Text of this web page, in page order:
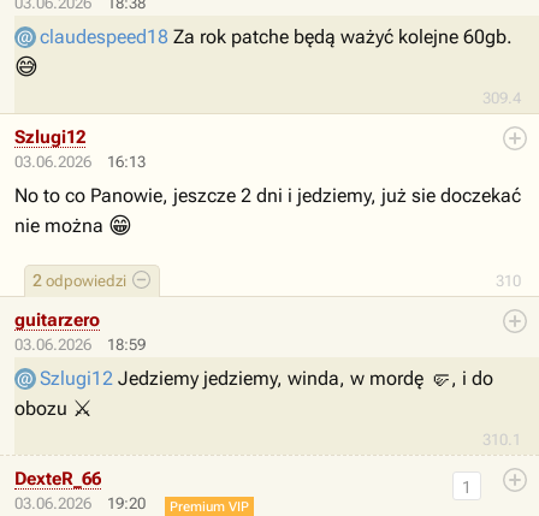
309.4
claudespeed18 Za rok patche będą ważyć kolejne 60gb.
😅
03.06.2026 16:13
310
2 odpowiedzi
Szlugi12
No to co Panowie, jeszcze 2 dni i jedziemy, już sie doczekać
nie można 😁
03.06.2026 18:59
310.1
guitarzero
Szlugi12 Jedziemy jedziemy, winda, w mordę 🤛, i do
obozu ⚔
03.06.2026 19:20
1
DexteR_66
Premium VIP